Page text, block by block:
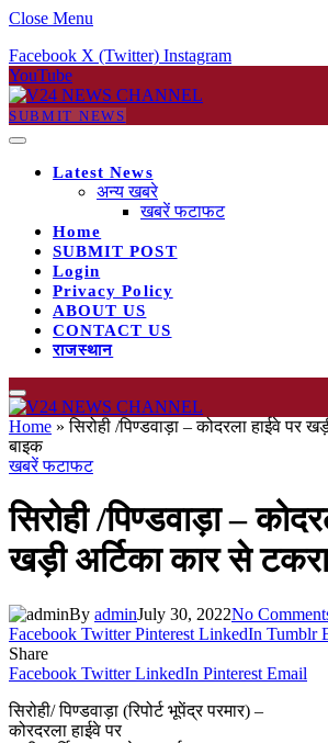
Close Menu
Facebook X (Twitter) Instagram
YouTube
SUBMIT NEWS
Latest News
अन्य खबरे
खबरें फटाफट
Home
SUBMIT POST
Login
Privacy Policy
ABOUT US
CONTACT US
राजस्थान
Home »सिरोही /पिण्डवाड़ा – कोदरला हाईवे पर
बाइक
खबरें फटाफट
सिरोही /पिण्डवाड़ा –
खड़ी अर्टिका कार से
By adminJuly 30, 2022No
Facebook Twitter Pinterest LinkedIn Tumblr
Share
Facebook Twitter LinkedIn Pinterest Email
सिरोही/ पिण्डवाड़ा (रिपोर्ट भूपेंद्र परमार) –
कोरदरला हाईवे पर